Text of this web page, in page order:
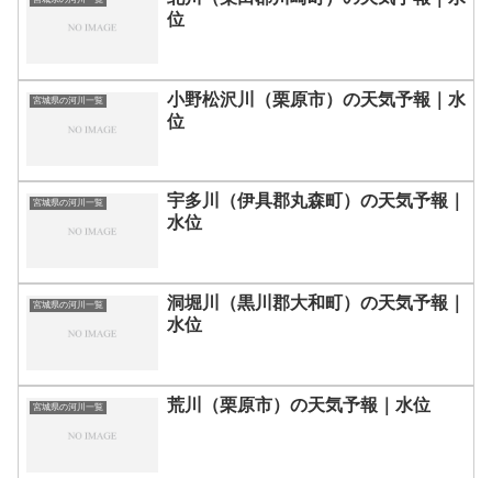
位
宮城県の河川一覧
小野松沢川（栗原市）の天気予報｜水
位
宮城県の河川一覧
宇多川（伊具郡丸森町）の天気予報｜
水位
宮城県の河川一覧
洞堀川（黒川郡大和町）の天気予報｜
水位
宮城県の河川一覧 荒川（栗原市）の天気予報｜水位